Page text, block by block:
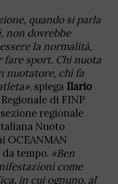
quando si parla
non dovrebbe
la normalità,
fare sport. Chi nuota
nuotatore, chi fa
, spiega Ilario
di FINP
regionale
Nuoto
OCEANMAN
tempo. «Ben
come
in cui ognuno, al